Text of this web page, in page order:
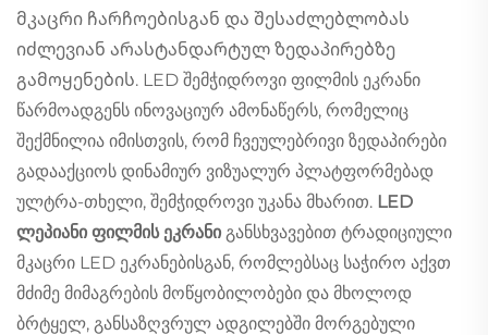
მკაცრი ჩარჩოებისგან და შესაძლებლობას
იძლევიან არასტანდარტულ ზედაპირებზე
გამოყენების. LED შემჭიდროვი ფილმის ეკრანი
წარმოადგენს ინოვაციურ ამონაწერს, რომელიც
შექმნილია იმისთვის, რომ ჩვეულებრივი ზედაპირები
გადააქციოს დინამიურ ვიზუალურ პლატფორმებად
ულტრა-თხელი, შემჭიდროვი უკანა მხარით. LED
ლეპიანი ფილმის ეკრანი განსხვავებით ტრადიციული
მკაცრი LED ეკრანებისგან, რომლებსაც საჭირო აქვთ
მძიმე მიმაგრების მოწყობილობები და მხოლოდ
ბრტყელ, განსაზღვრულ ადგილებში მორგებული